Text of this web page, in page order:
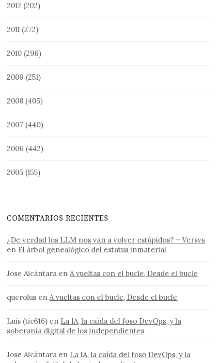
2012 (202)
2011 (272)
2010 (296)
2009 (251)
2008 (405)
2007 (440)
2006 (442)
2005 (155)
COMENTARIOS RECIENTES
¿De verdad los LLM nos van a volver estúpidos? – Versvs
en El árbol genealógico del estatus inmaterial
Jose Alcántara en A vueltas con el bucle, Desde el bucle
querolus en A vueltas con el bucle, Desde el bucle
Luis (tic616) en La IA, la caída del foso DevOps, y la
soberanía digital de los independientes
Jose Alcántara en La IA, la caída del foso DevOps, y la